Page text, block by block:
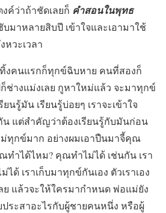
ค์ว่าถ้าชัดเลยก็ คำสอนในพุทธ
มาหลายสิบปี เข้าใจและเอามาใช้
วะเวลา
งคนแรกก็ทุกข์ฉิบหาย คนที่สองก็
ช่างแม่งเลย กูหาใหม่แล้ว จะมาทุกข์
นรู้มัน เรียนรู้บ่อยๆ เราจะเข้าใจ
แต่สำคัญว่าต้องเรียนรู้กับมันก่อน
ม่ทุกข์มาก อย่างผมเอาปืนมาจี้คุณ
ทำได้ไหม? คุณทำไม่ได้ เช่นกัน เรา
ด้ เราเก็บมาทุกข์กันเอง ตัวเราเอง
ย แล้วจะให้ใครมากำหนด พ่อแม่ยัง
ประสาอะไรกับผู้ชายคนหนึ่ง หรือผู้